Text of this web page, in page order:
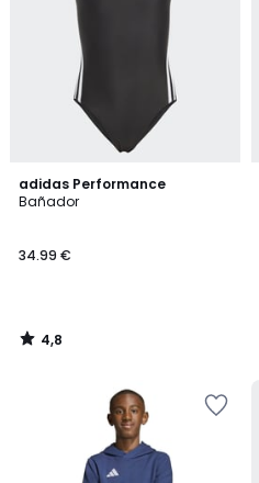
adidas Performance
Bañador
34.99 €
4,8
/ 5
4,8
/